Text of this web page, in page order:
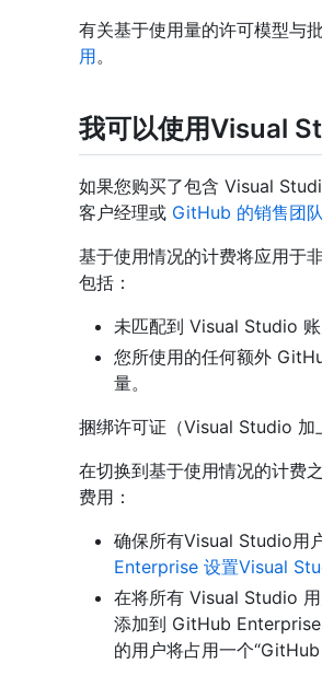
有关基于使用量的许可模型与
用。
我可以使用Visual
如果您购买了包含 Visual
客户经理或 GitHub 的销售团队
基于使用情况的计费将应用于
包括：
未匹配到 Visual Studio 账
您所使用的任何额外
量。
捆绑许可证（Visual Studio 加
在切换到基于使用情况的计费
费用：
确保所有Visual Studio用
Enterprise 设置Visual
在将所有 Visual Studio
添加到 GitHub
的用户将占用一个“GitHub